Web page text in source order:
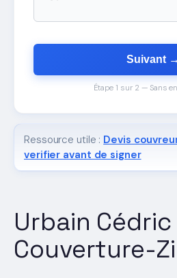
Urbain Cédric
Couverture-
Suivant →
Étape 1 sur 2 — Sans
Ressource utile : Devis
verifier avant de signer